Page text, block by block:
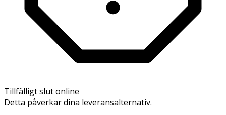
Tillfälligt slut online
Detta påverkar dina leveransalternativ.